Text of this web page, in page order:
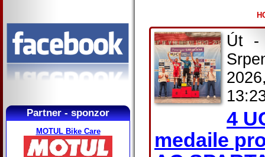
Partner - sponzor
MOTUL Bike Care
Út -
4
medaile